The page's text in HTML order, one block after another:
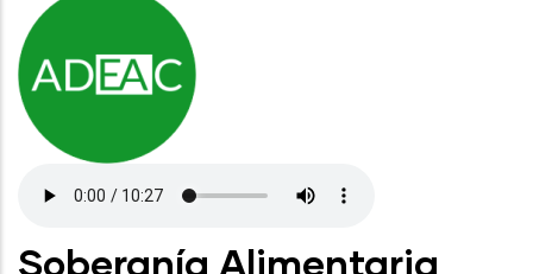
Soberanía Alimentaria